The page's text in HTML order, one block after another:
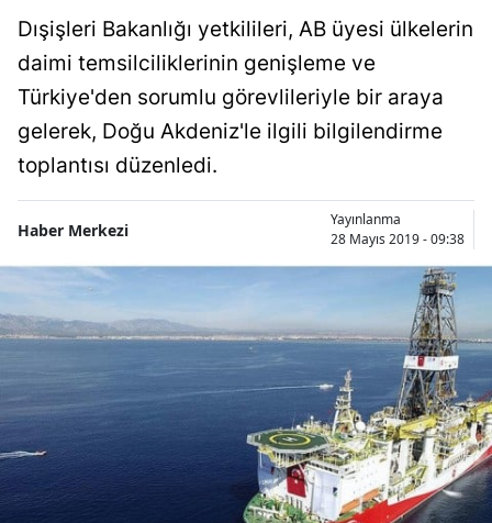
Antalya
Artvin
Aydın
Bilecik
Bitlis
Bolu
Burdur
Çanakkale
Çankırı
Dışişleri Bakanlığı yetkilileri, AB üyesi ülkelerin
daimi temsilciliklerinin genişleme ve
Türkiye'den sorumlu görevlileriyle bir araya
gelerek, Doğu Akdeniz'le ilgili bilgilendirme
toplantısı düzenledi.
Haber Merkezi
Yayınlanma
28 Mayıs 2019 - 09:38